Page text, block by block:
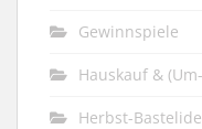
Gewinnspiele
Hauskauf &
Herbst-